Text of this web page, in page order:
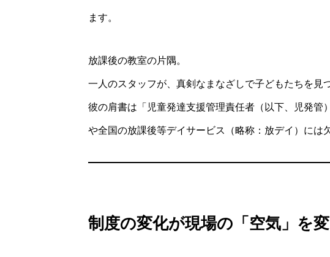
ます。
放課後の教室の片隅。
一人のスタッフが、真剣なまなざしで子どもたちを見
彼の肩書は「児童発達支援管理責任者（以下、児発
や全国の放課後等デイサービス（略称：放デイ）には
制度の変化が現場の「空気」を